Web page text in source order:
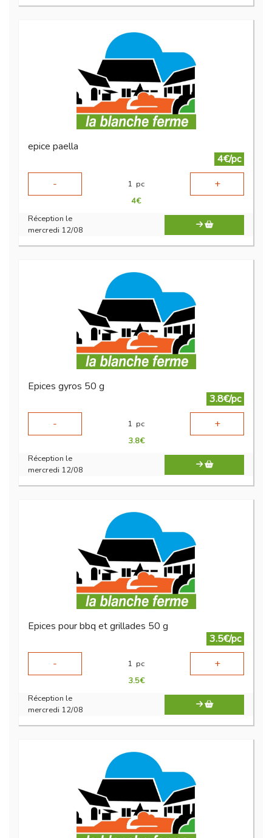
epice paella
4€/pc
-
1 pc +
4€
Réception le
mercredi 12/08
Epices gyros 50 g
3.8€/pc
-
1 pc +
3.8€
Réception le
mercredi 12/08
Epices pour bbq et grillades 50 g
3.5€/pc
-
1 pc +
3.5€
Réception le
mercredi 12/08